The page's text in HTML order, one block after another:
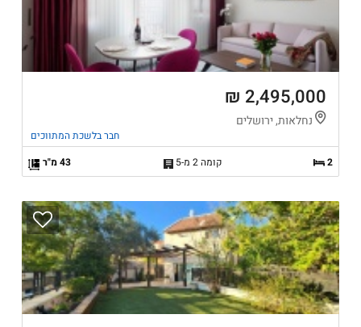
2,495,000 ₪
נחלאות, ירושלים
חבר בלשכת המתווכים
2
קומה 2 מ-5 43 מ"ר